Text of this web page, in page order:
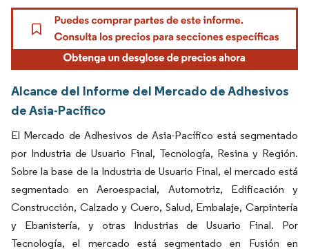
Alcance del Informe del Mercado de Adhesivos
de Asia-Pacífico
El Mercado de Adhesivos de Asia-Pacífico está segmentado
por Industria de Usuario Final, Tecnología, Resina y Región.
Sobre la base de la Industria de Usuario Final, el mercado está
segmentado en Aeroespacial, Automotriz, Edificación y
Construcción, Calzado y Cuero, Salud, Embalaje, Carpintería
y Ebanistería, y otras Industrias de Usuario Final. Por
Tecnología, el mercado está segmentado en Fusión en